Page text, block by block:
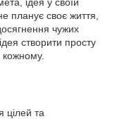
планує своє життя,
чужих
створити просту
цілей та